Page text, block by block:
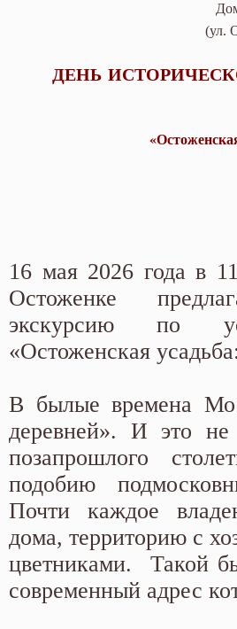
(ул.
ДЕНЬ
16 мая 2026 года в
Остоженке
экскурсию по
«Остоженская
В былые времена
деревней». И это
позапрошлого
подобию
Почти каждое
дома, территорию с
цветниками. Такой
современный адрес